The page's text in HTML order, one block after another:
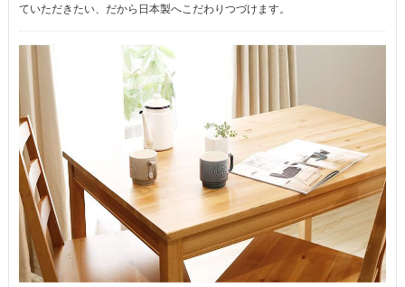
ていただきたい、だから日本製へこだわりつづけます。